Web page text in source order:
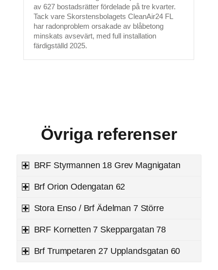
av 627 bostadsrätter fördelade på tre kvarter.
Tack vare Skorstensbolagets CleanAir24 FL
har radonproblem orsakade av blåbetong
minskats avsevärt, med full installation
färdigställd 2025.
Övriga referenser
BRF Styrmannen 18 Grev Magnigatan
Brf Orion Odengatan 62
Stora Enso / Brf Ädelman 7 Större
BRF Kornetten 7 Skeppargatan 78
Brf Trumpetaren 27 Upplandsgatan 60